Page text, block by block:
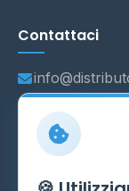
Contattaci